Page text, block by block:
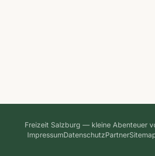
Freizeit Salzburg — kleine Abenteuer
ImpressumDatenschutzPartner